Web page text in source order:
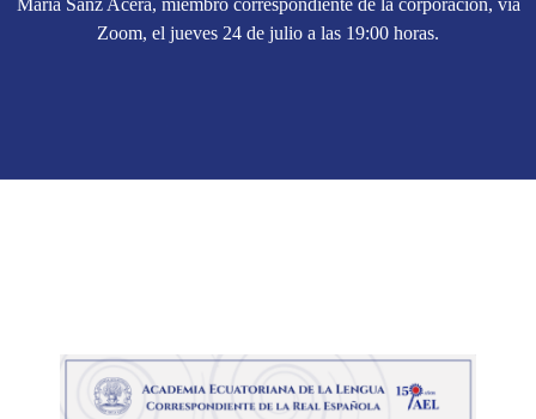
María Sanz Acera, miembro correspondiente de la corporación, vía
Zoom, el jueves 24 de julio a las 19:00 horas.